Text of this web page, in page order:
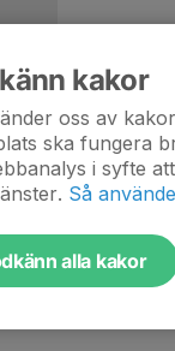
kakor
oss av
ska fungera
i syfte
Så
alla kakor